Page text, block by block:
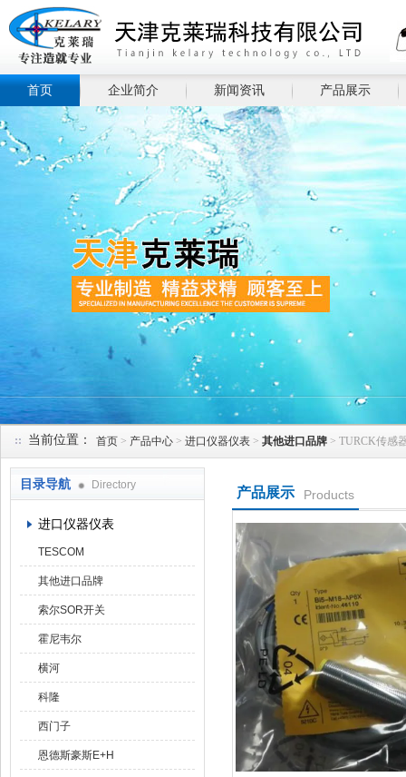
首页 企业简介 新闻资讯 产品展示
当前位置： 首页 > 产品中心 > 进口仪器仪表 > 其他进口品牌 > TURCK传感
目录导航 Directory
进口仪器仪表
TESCOM
其他进口品牌
索尔SOR开关
霍尼韦尔
横河
科隆
西门子
恩德斯豪斯E+H
产品展示 Products